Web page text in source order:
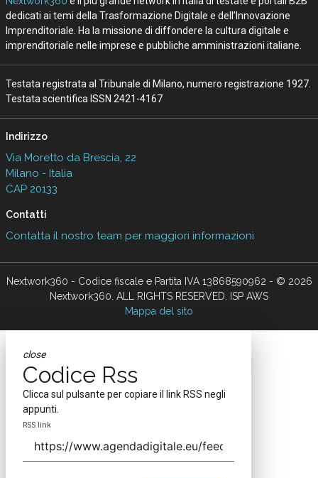
dedicati ai temi della Trasformazione Digitale e dell’Innovazione
Imprenditoriale. Ha la missione di diffondere la cultura digitale e
imprenditoriale nelle imprese e pubbliche amministrazioni italiane.
Testata registrata al Tribunale di Milano, numero registrazione 1927.
Testata scientifica ISSN 2421-4167
Indirizzo
Via Moretto da Brescia, 22
Milano - Italia
CAP 20133
Contatti
Contatta il nostro team per maggiori informazioni
Nextwork360 - Codice fiscale e Partita IVA 13868590962 - © 2026
Nextwork360. ALL RIGHTS RESERVED. ISP AWS
Mappa del sito
close
Codice Rss
Clicca sul pulsante per copiare il link RSS negli
appunti.
RSS link